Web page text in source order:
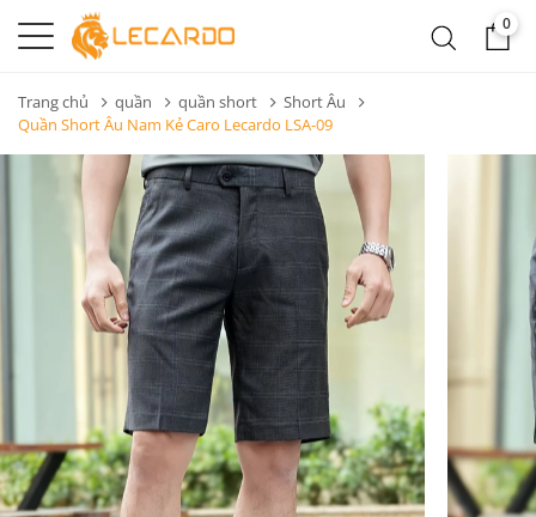
0
Trang chủ quần quần short
Short Âu
Quần Short Âu Nam Kẻ Caro Lecardo LSA-09